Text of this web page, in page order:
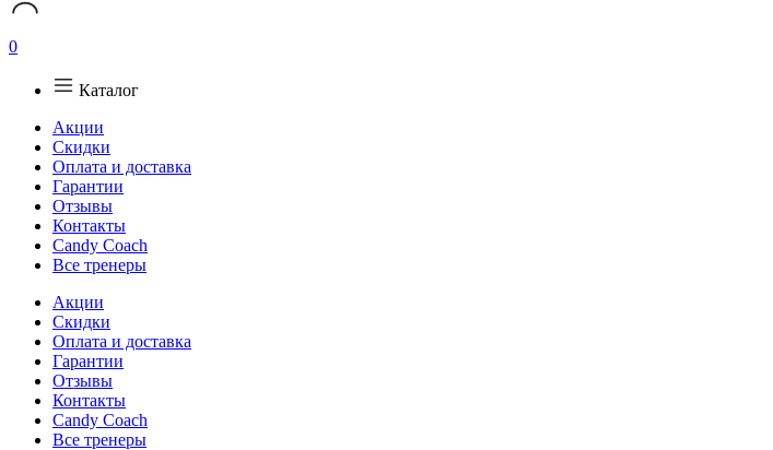
0
Каталог
Акции
Скидки
Оплата и доставка
Гарантии
Отзывы
Контакты
Candy Coach
Все тренеры
Акции
Скидки
Оплата и доставка
Гарантии
Отзывы
Контакты
Candy Coach
Все тренеры